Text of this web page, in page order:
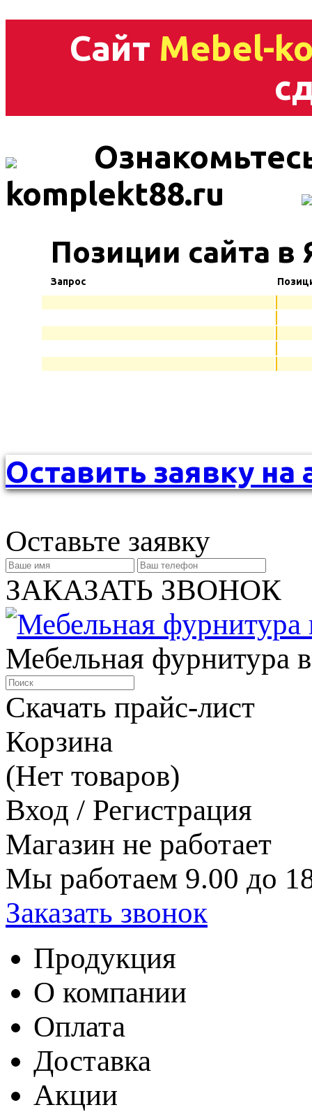
Сайт Mebel-
komplekt88.ru
Позиции сайта в
Запрос
Оставить заявку на
Оставьте заявку
ЗАКАЗАТЬ ЗВОНОК
Мебельная фурнитура
Скачать прайс-лист
Корзина
(Нет товаров)
Вход / Регистрация
Магазин не работает
Мы работаем 9.00 до
Заказать звонок
Продукция
О компании
Оплата
Доставка
Акции